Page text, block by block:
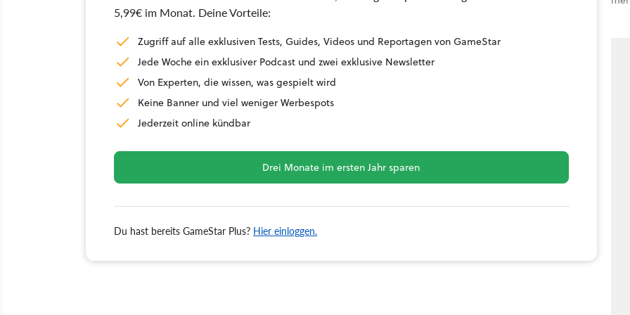
5,99€ im Monat. Deine Vorteile:
Zugriff auf alle exklusiven Tests, Guides, Videos und Reportagen von GameStar
Jede Woche ein exklusiver Podcast und zwei exklusive Newsletter
Von Experten, die wissen, was gespielt wird
Keine Banner und viel weniger Werbespots
Jederzeit online kündbar
Drei Monate im ersten Jahr sparen
Du hast bereits GameStar Plus? Hier einloggen.